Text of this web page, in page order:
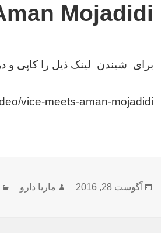
Mojadidi
برای شیندن لینک ذیل را کاپی و
vice-meets-aman-mojadidi
ارسال
آگوست 28, 2016 نویسنده
ماریا دارو